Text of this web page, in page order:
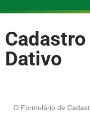
Dativo
O Formulário de